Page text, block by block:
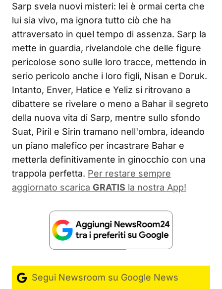
Sarp svela nuovi misteri: lei è ormai certa che
lui sia vivo, ma ignora tutto ciò che ha
attraversato in quel tempo di assenza. Sarp la
mette in guardia, rivelandole che delle figure
pericolose sono sulle loro tracce, mettendo in
serio pericolo anche i loro figli, Nisan e Doruk.
Intanto, Enver, Hatice e Yeliz si ritrovano a
dibattere se rivelare o meno a Bahar il segreto
della nuova vita di Sarp, mentre sullo sfondo
Suat, Piril e Sirin tramano nell'ombra, ideando
un piano malefico per incastrare Bahar e
metterla definitivamente in ginocchio con una
trappola perfetta. Per restare sempre
aggiornato scarica GRATIS la nostra App!
Segui Newsroom su Google News